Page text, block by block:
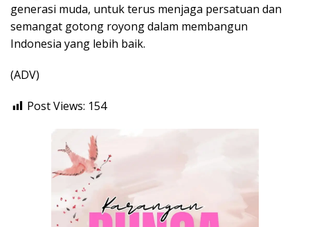
generasi muda, untuk terus menjaga persatuan dan
semangat gotong royong dalam membangun
Indonesia yang lebih baik.
(ADV)
Post Views: 154